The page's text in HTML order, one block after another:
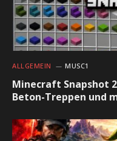
ALLGEMEIN MUSC1
Minecraft Snapshot
Beton-Treppen und